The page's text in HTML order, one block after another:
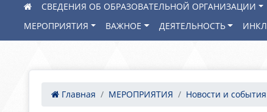
СВЕДЕНИЯ ОБ ОБРАЗОВАТЕЛЬНОЙ ОРГАНИЗАЦИИ
МЕРОПРИЯТИЯ
ВАЖНОЕ ДЕЯТЕЛЬНОСТЬ
Главная МЕРОПРИЯТИЯ Новости и события